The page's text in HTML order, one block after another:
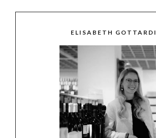
ELISABETH GOTTARDI